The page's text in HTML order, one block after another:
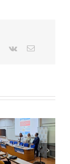
integrazione
G7
Pinterest
Vk Email
ANCI MARCHE –
Solidali col sindaco
Cesarini: le dimissioni